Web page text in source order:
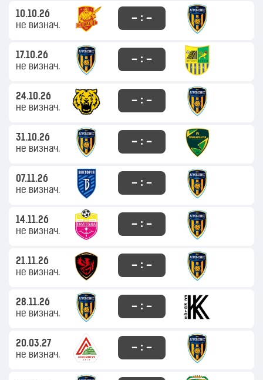
10.10.26
не визнач.
– : –
17.10.26
не визнач.
– : –
24.10.26
не визнач.
– : –
31.10.26
не визнач.
– : –
07.11.26
не визнач.
– : –
14.11.26
не визнач.
– : –
21.11.26
не визнач.
– : –
28.11.26
не визнач.
– : –
20.03.27
не визнач.
– : –